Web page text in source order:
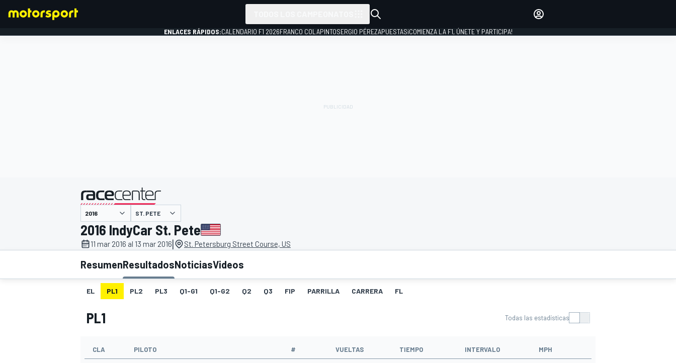
INDYCAR
INICIAR SESIÓN
ENLACES RÁPIDOS:CALENDARIO F1 2026FRANCO COLAPINTOSERGIO PÉREZAPUESTAS¡COMIENZA LA F1, ÚNETE Y PARTICIPA!
presentado por
ST. PETE
2016 IndyCar St. Pete
11 mar 2016 al 13 mar 2016| St. Petersburg Street Course, US
ResumenResultadosNoticiasVideos
EL PL1 PL2 PL3 Q1-G1 Q1-G2 Q2 Q3 FIP PARRILLA CARRERA FL
PL1 Todas las estadísticas
CLA PILOTO # VUELTAS TIEMPO INTERVALO MPH